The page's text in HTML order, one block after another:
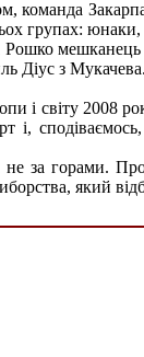
групах: юнаки,
Рошко
Діус з Мукачева.
і світу 2008
і,
за горами.
який